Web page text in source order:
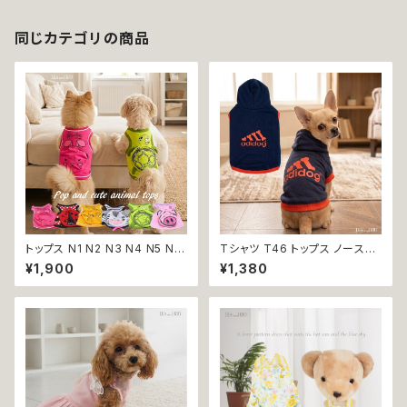
品交換不可
同じカテゴリの商品
トップス N1 N2 N3 N4 N5 N6
うさぎ てんとう虫 ひよこ しまう
ま かめ ぶた ポケット ビビット
ドッグウェア dog 犬 猫 ペット
服 オシャレ かわいい 小型犬 返
品交換不可
¥1,900
Tシャツ T46 トップス ノースリ
ーブ ネイビー×オレンジ 紺 橙
スポーティー フード 帽子 犬 猫
ペット 犬服 猫服 犬の服 猫の服
¥1,380